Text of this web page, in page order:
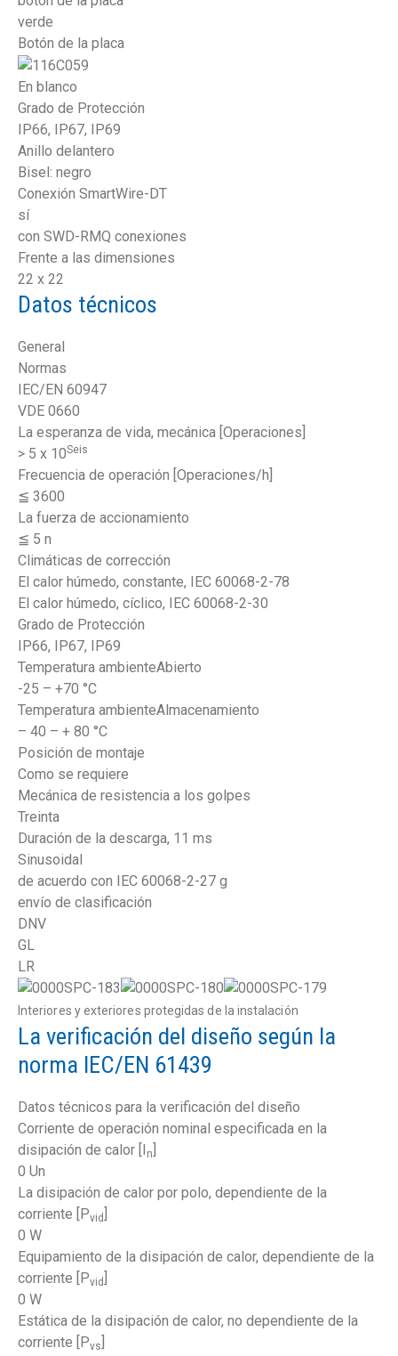
verde
Botón de la placa
En blanco
Grado de Protección
IP66, IP67, IP69
Anillo delantero
Bisel: negro
Conexión SmartWire-DT
sí
con SWD-RMQ conexiones
Frente a las dimensiones
22 x 22
Datos técnicos
General
Normas
IEC/EN 60947
VDE 0660
La esperanza de vida, mecánica [Operaciones]
> 5 x 10Seis
Frecuencia de operación [Operaciones/h]
≦ 3600
La fuerza de accionamiento
≦ 5 n
Climáticas de corrección
El calor húmedo, constante, IEC 60068-2-78
El calor húmedo, cíclico, IEC 60068-2-30
Grado de Protección
IP66, IP67, IP69
Temperatura ambienteAbierto
-25 – +70 °C
Temperatura ambienteAlmacenamiento
– 40 – + 80 °C
Posición de montaje
Como se requiere
Mecánica de resistencia a los golpes
Treinta
Duración de la descarga, 11 ms
Sinusoidal
de acuerdo con IEC 60068-2-27 g
envío de clasificación
DNV
GL
LR
Interiores y exteriores protegidas de la instalación
La verificación del diseño según la
norma IEC/EN 61439
Datos técnicos para la verificación del diseño
Corriente de operación nominal especificada en la
disipación de calor [I
n
0 Un
La disipación de calor por polo, dependiente de la
corriente [Pvid
0 W
Equipamiento de la disipación de calor, dependiente de la
corriente [Pvid
0 W
Estática de la disipación de calor, no dependiente de la
corriente [Pvs